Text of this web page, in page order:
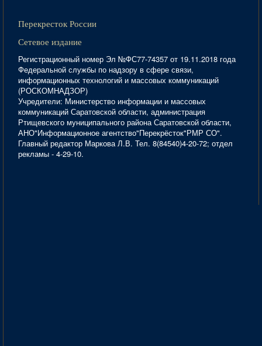
Перекресток России
Сетевое издание
Регистрационный номер Эл №ФС77-74357 от 19.11.2018 года
Федеральной службы по надзору в сфере связи,
информационных технологий и массовых коммуникаций
(РОСКОМНАДЗОР)
Учредители: Министерство информации и массовых
коммуникаций Саратовской области, администрация
Ртищевского муниципального района Саратовской области,
АНО"Информационное агентство"Перекрёсток"РМР СО".
Главный редактор Маркова Л.В. Тел. 8(84540)4-20-72; отдел
рекламы - 4-29-10.